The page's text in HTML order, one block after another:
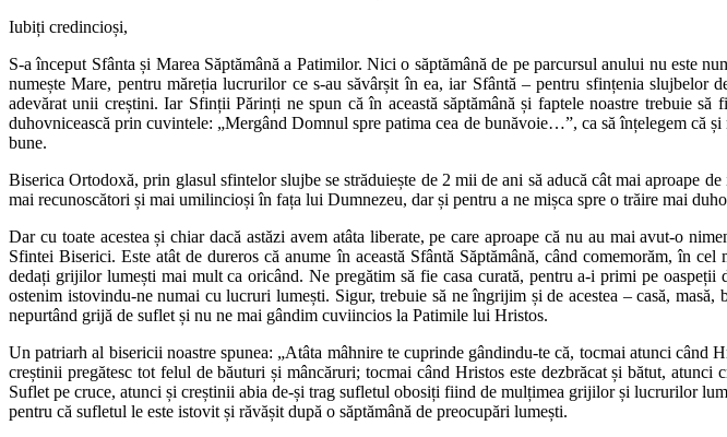
Iubiți credincioși,
S-a început Sfânta și Marea Săptămână a Patimilor. Nici o săptămână de pe parcursul anului nu este
numește Mare, pentru măreția lucrurilor ce s-au săvârșit în ea, iar Sfântă – pentru sfințenia slujbelor
adevărat unii creștini. Iar Sfinții Părinți ne spun că în această săptămână și faptele noastre trebuie
duhovnicească prin cuvintele: „Mergând Domnul spre patima cea de bunăvoie…”, ca să înțelegem că
bune.
Biserica Ortodoxă, prin glasul sfintelor slujbe se străduiește de 2 mii de ani să aducă cât mai aproape
mai recunoscători și mai umilincioși în fața lui Dumnezeu, dar și pentru a ne mișca spre o trăire mai
Dar cu toate acestea și chiar dacă astăzi avem atâta liberate, pe care aproape că nu au mai avut-o
Sfintei Biserici. Este atât de dureros că anume în această Sfântă Săptămână, când comemorăm, în
dedați grijilor lumești mai mult ca oricând. Ne pregătim să fie casa curată, pentru a-i primi pe
ostenim istovindu-ne numai cu lucruri lumești. Sigur, trebuie să ne îngrijim și de acestea – casă,
nepurtând grijă de suflet și nu ne mai gândim cuviincios la Patimile lui Hristos.
Un patriarh al bisericii noastre spunea: „Atâta mâhnire te cuprinde gândindu-te că, tocmai atunci când
creștinii pregătesc tot felul de băuturi și mâncăruri; tocmai când Hristos este dezbrăcat și bătut,
Suflet pe cruce, atunci și creștinii abia de-și trag sufletul obosiți fiind de mulțimea grijilor și lucrurilor
pentru că sufletul le este istovit și răvășit după o săptămână de preocupări lumești.